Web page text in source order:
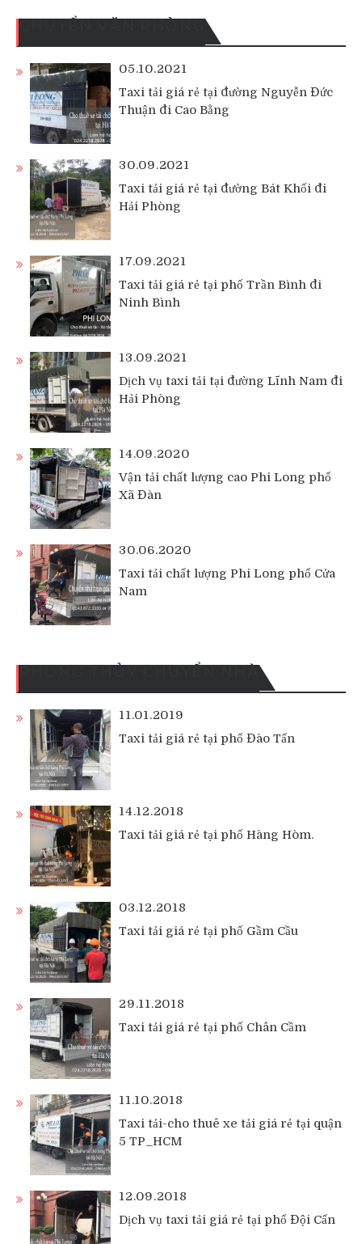
05.10.2021
Taxi tải giá rẻ tại đường Nguyễn Đức
Thuận đi Cao Bằng
30.09.2021
Taxi tải giá rẻ tại đường Bát Khối đi
Hải Phòng
17.09.2021
Taxi tải giá rẻ tại phố Trần Bình đi
Ninh Bình
13.09.2021
Dịch vụ taxi tải tại đường Lĩnh Nam đi
Hải Phòng
14.09.2020
Vận tải chất lượng cao Phi Long phố
Xã Đàn
30.06.2020
Taxi tải chất lượng Phi Long phố Cửa
Nam
11.01.2019
Taxi tải giá rẻ tại phố Đào Tấn
14.12.2018
Taxi tải giá rẻ tại phố Hàng Hòm.
03.12.2018
Taxi tải giá rẻ tại phố Gầm Cầu
29.11.2018
Taxi tải giá rẻ tại phố Chân Cầm
11.10.2018
Taxi tải-cho thuê xe tải giá rẻ tại quận
5 TP_HCM
12.09.2018
Dịch vụ taxi tải giá rẻ tại phố Đội Cấn